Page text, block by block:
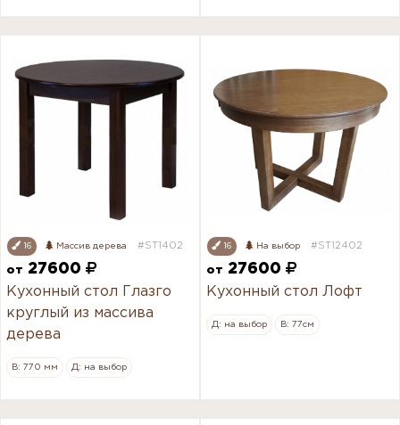
16 Массив дерева #ST1402
от
27600
Кухонный стол Глазго
круглый из массива
дерева
В: 770 мм Д: на выбор
16 На выбор #ST12402
от
27600
Кухонный стол Лофт
Д: на выбор В: 77см